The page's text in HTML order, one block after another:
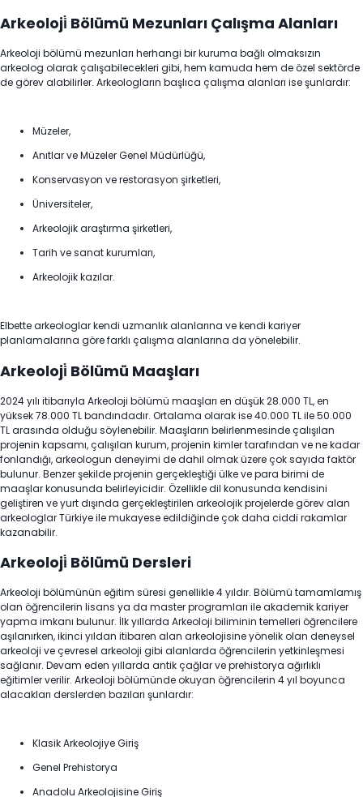
Arkeoloji̇ Bölümü Mezunları Çalışma Alanları
Arkeoloji bölümü mezunları herhangi bir kuruma bağlı olmaksızın
arkeolog olarak çalışabilecekleri gibi, hem kamuda hem de özel sektörde
de görev alabilirler. Arkeologların başlıca çalışma alanları ise şunlardır:
Müzeler,
Anıtlar ve Müzeler Genel Müdürlüğü,
Konservasyon ve restorasyon şirketleri,
Üniversiteler,
Arkeolojik araştırma şirketleri,
Tarih ve sanat kurumları,
Arkeolojik kazılar.
Elbette arkeologlar kendi uzmanlık alanlarına ve kendi kariyer
planlamalarına göre farklı çalışma alanlarına da yönelebilir.
Arkeoloji̇ Bölümü Maaşları
2024 yılı itibarıyla Arkeoloji bölümü maaşları en düşük 28.000 TL, en
yüksek 78.000 TL bandındadır. Ortalama olarak ise 40.000 TL ile 50.000
TL arasında olduğu söylenebilir. Maaşların belirlenmesinde çalışılan
projenin kapsamı, çalışılan kurum, projenin kimler tarafından ve ne kadar
fonlandığı, arkeologun deneyimi de dahil olmak üzere çok sayıda faktör
bulunur. Benzer şekilde projenin gerçekleştiği ülke ve para birimi de
maaşlar konusunda belirleyicidir. Özellikle dil konusunda kendisini
geliştiren ve yurt dışında gerçekleştirilen arkeolojik projelerde görev alan
arkeologlar Türkiye ile mukayese edildiğinde çok daha ciddi rakamlar
kazanabilir.
Arkeoloji̇ Bölümü Dersleri
Arkeoloji bölümünün eğitim süresi genellikle 4 yıldır. Bölümü tamamlamış
olan öğrencilerin lisans ya da master programları ile akademik kariyer
yapma imkanı bulunur. İlk yıllarda Arkeoloji biliminin temelleri öğrencilere
aşılanırken, ikinci yıldan itibaren alan arkeolojisine yönelik olan deneysel
arkeoloji ve çevresel arkeoloji gibi alanlarda öğrencilerin yetkinleşmesi
sağlanır. Devam eden yıllarda antik çağlar ve prehistorya ağırlıklı
eğitimler verilir. Arkeoloji bölümünde okuyan öğrencilerin 4 yıl boyunca
alacakları derslerden bazıları şunlardır:
Klasik Arkeolojiye Giriş
Genel Prehistorya
Anadolu Arkeolojisine Giriş